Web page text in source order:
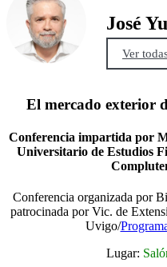
José
Ver
El mercado exterior
Conferencia impartida por
Universitario de Estudios
Conferencia organizada por
patrocinada por Vic. de
Uvigo/
Lugar: